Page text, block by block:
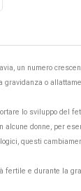
un numero
o
lo sviluppo del
donne, per
questi
fertile e durante la